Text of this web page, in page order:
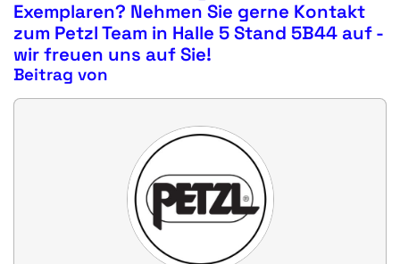
Exemplaren? Nehmen Sie gerne Kontakt
zum Petzl Team in Halle 5 Stand 5B44 auf -
wir freuen uns auf Sie!
Beitrag von